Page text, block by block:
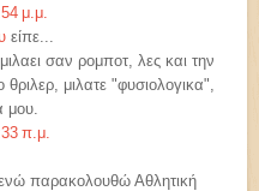
μ.μ.
είπε...
σαν ρομποτ, λες και την
μιλατε "φυσιολογικα",
μου.
π.μ.
παρακολουθώ Αθλητική